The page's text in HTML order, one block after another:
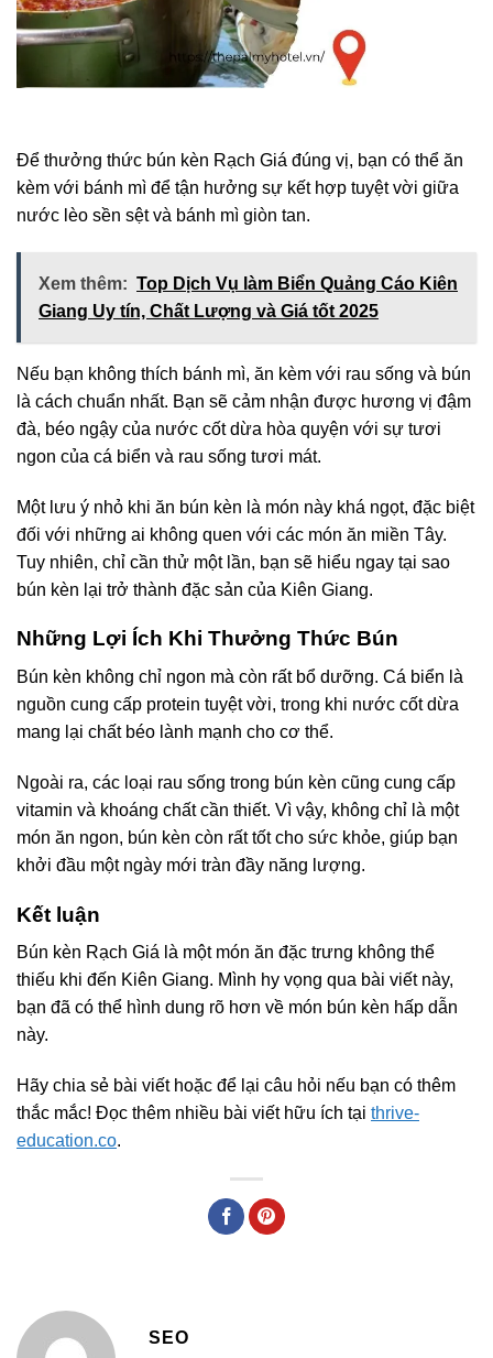
Để thưởng thức bún kèn Rạch Giá đúng vị, bạn có thể ăn
kèm với bánh mì để tận hưởng sự kết hợp tuyệt vời giữa
nước lèo sền sệt và bánh mì giòn tan.
Xem thêm: Top Dịch Vụ làm Biển Quảng Cáo Kiên
Giang Uy tín, Chất Lượng và Giá tốt 2025
Nếu bạn không thích bánh mì, ăn kèm với rau sống và bún
là cách chuẩn nhất. Bạn sẽ cảm nhận được hương vị đậm
đà, béo ngậy của nước cốt dừa hòa quyện với sự tươi
ngon của cá biển và rau sống tươi mát.
Một lưu ý nhỏ khi ăn bún kèn là món này khá ngọt, đặc biệt
đối với những ai không quen với các món ăn miền Tây.
Tuy nhiên, chỉ cần thử một lần, bạn sẽ hiểu ngay tại sao
bún kèn lại trở thành đặc sản của Kiên Giang.
Những Lợi Ích Khi Thưởng Thức Bún
Bún kèn không chỉ ngon mà còn rất bổ dưỡng. Cá biển là
nguồn cung cấp protein tuyệt vời, trong khi nước cốt dừa
mang lại chất béo lành mạnh cho cơ thể.
Ngoài ra, các loại rau sống trong bún kèn cũng cung cấp
vitamin và khoáng chất cần thiết. Vì vậy, không chỉ là một
món ăn ngon, bún kèn còn rất tốt cho sức khỏe, giúp bạn
khởi đầu một ngày mới tràn đầy năng lượng.
Kết luận
Bún kèn Rạch Giá là một món ăn đặc trưng không thể
thiếu khi đến Kiên Giang. Mình hy vọng qua bài viết này,
bạn đã có thể hình dung rõ hơn về món bún kèn hấp dẫn
này.
Hãy chia sẻ bài viết hoặc để lại câu hỏi nếu bạn có thêm
thắc mắc! Đọc thêm nhiều bài viết hữu ích tại thrive-
education.co.
SEO